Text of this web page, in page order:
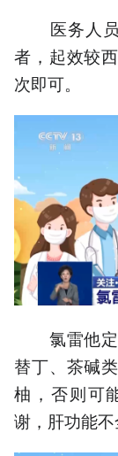
医务人员
者，起效较
次即可。
氯雷他定
替丁、茶碱
柚，否则可
谢，肝功能不